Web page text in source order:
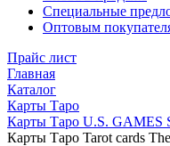
Специальные
Оптовым
Прайс лист
Главная
Каталог
Карты Таро
Карты Таро U.S. GAMES
Карты Таро Tarot cards